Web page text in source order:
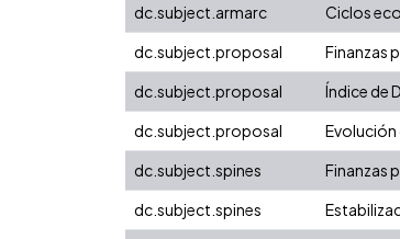
dc.subject.armarc
Ciclos
dc.subject.proposal
Finanzas
dc.subject.proposal
Índice de
dc.subject.proposal
Evolución
dc.subject.spines
Finanzas
dc.subject.spines